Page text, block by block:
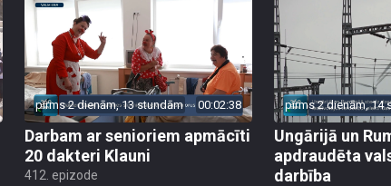
pirms 2 dienām, 13 stundām 00:02:38
Darbam ar senioriem apmācīti
20 dakteri Klauni
412. epizode
pirms 2 dienām, 14
Ungārijā un
apdraudēta
darbība